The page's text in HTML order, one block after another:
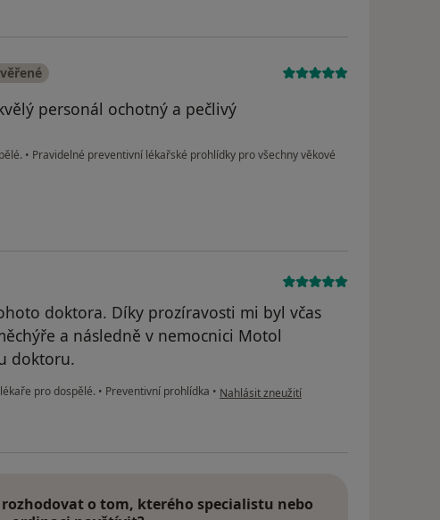
personál ochotný a pečlivý
• Pravidelné preventivní lékařské prohlídky pro všechny věkové
doktora. Díky prozíravosti mi byl včas
a následně v nemocnici Motol
doktoru.
pro dospělé. • Preventivní prohlídka • podle názoru uživatele Váš účet byl odstraněn
Nahlásit zneužití
o tom, kterého specialistu nebo